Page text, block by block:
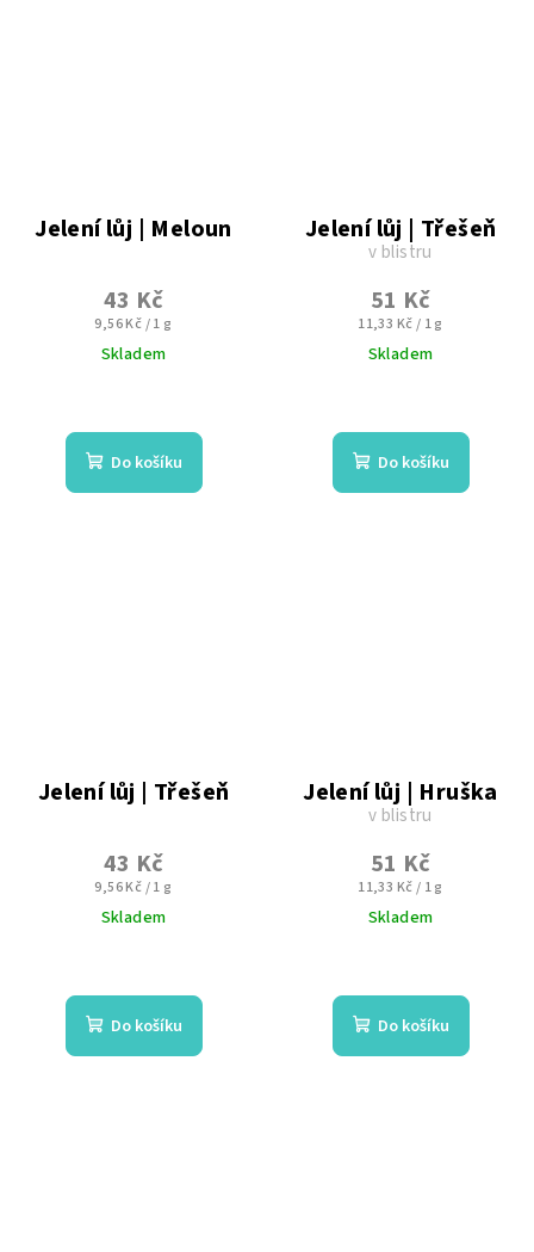
Jelení lůj | Meloun
43 Kč
Měrná
cena:
9,56 Kč / 1 g
Skladem
Do košíku
Jelení lůj | Třešeň
v blistru
51 Kč
Měrná
cena:
11,33 Kč / 1 g
Skladem
produktu
je
5,0
Do košíku
Jelení lůj | Třešeň
43 Kč
Měrná
cena:
9,56 Kč / 1 g
Skladem
Do košíku
Jelení lůj | Hruška
v blistru
51 Kč
Měrná
cena:
11,33 Kč / 1 g
Skladem
Do košíku